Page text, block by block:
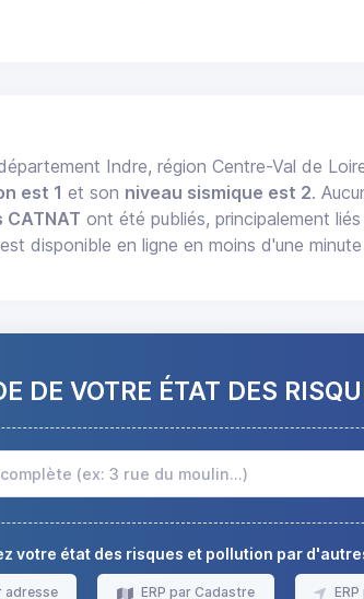
Indre, région Centre-Val de
est 1 et son niveau sismique est 2.
ont été publiés, principalement liés
disponible en ligne en moins d'une
DE VOTRE ÉTAT DES
votre état des risques et pollution par
adresse ERP par Cadastre ERP